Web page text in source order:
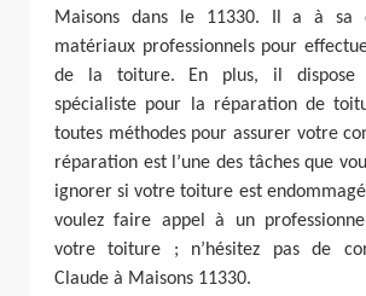
Maisons dans le 11330. Il a à sa
matériaux professionnels pour
de la toiture. En plus, il dispose
spécialiste pour la réparation de
toutes méthodes pour assurer votre
réparation est l’une des tâches que
ignorer si votre toiture est
voulez faire appel à un
votre toiture ; n’hésitez pas de
Claude à Maisons 11330.